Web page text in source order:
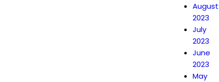
August
2023
July
2023
June
2023
May